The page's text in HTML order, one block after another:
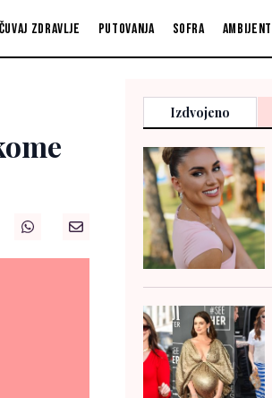
Čuvaj zdravlje Putovanja Sofra Ambijent
Izdvojeno